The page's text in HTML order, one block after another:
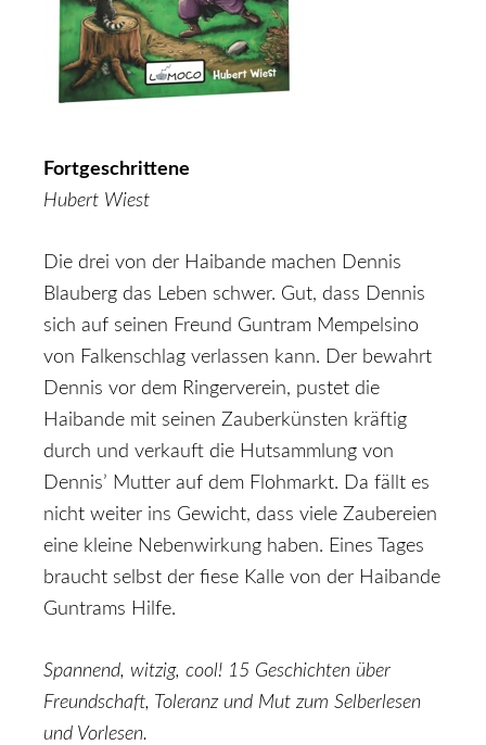
Fortgeschrittene
Hubert Wiest
Die drei von der Haibande machen Dennis
Blauberg das Leben schwer. Gut, dass Dennis
sich auf seinen Freund Guntram Mempelsino
von Falkenschlag verlassen kann. Der bewahrt
Dennis vor dem Ringerverein, pustet die
Haibande mit seinen Zauberkünsten kräftig
durch und verkauft die Hutsammlung von
Dennis’ Mutter auf dem Flohmarkt. Da fällt es
nicht weiter ins Gewicht, dass viele Zaubereien
eine kleine Nebenwirkung haben. Eines Tages
braucht selbst der fiese Kalle von der Haibande
Guntrams Hilfe.
Spannend, witzig, cool! 15 Geschichten über
Freundschaft, Toleranz und Mut zum Selberlesen
und Vorlesen.